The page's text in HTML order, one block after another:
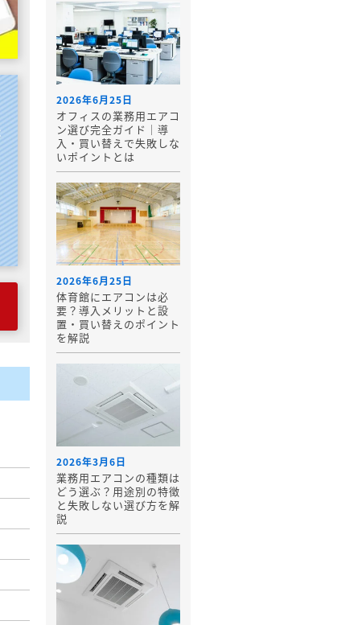
2026年6月25日
オフィスの業務用エアコ
ン選び完全ガイド｜導
入・買い替えで失敗しな
いポイントとは
2026年6月25日
体育館にエアコンは必
要？導入メリットと設
置・買い替えのポイント
を解説
2026年3月6日
業務用エアコンの種類は
どう選ぶ？用途別の特徴
と失敗しない選び方を解
説